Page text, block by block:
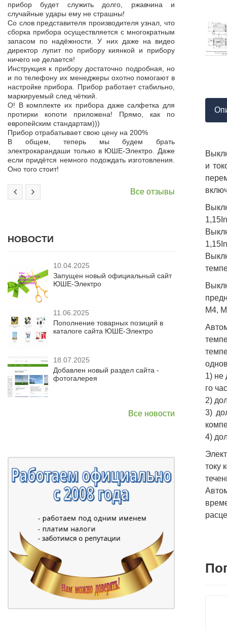
прибор будет служить долго, ржавчина и
случайные удары ему не страшны!
Со слов представителя производителя узнал, что
сборка прибора осуществляется с многократным
запасом по надёжности. У них даже на видео
директор лупит по прибору киянкой и прибору
ничего не делается!
Инструкция к прибору достаточно подробная, но
и по телефону их менеджеры охотно помогают в
настройке прибора. Прибор работает стабильно,
маркируемый след чёткий.
О! В комплекте их прибора даже салфетка для
протирки копоти приложена! Прямо, как по
европейским стандартам)))
Прибор отрабатывает свою цену на 200%
В общем, теперь мы будем брать
электрокарандаши только в ЮШЕ-Электро. Даже
если придётся немного подождать изготовления.
Оно того стоит!
впервые
Приятно
поставщиком!
Все отзывы
НОВОСТИ
10.04.2025
Запущен новый официальный сайт
ЮШЕ-Электро
11.06.2025
Пополнение товарных позиций в
каталоге сайта ЮШЕ-Электро
18.07.2025
Добавлен новый раздел сайта -
фотогалерея
Все новости
и
М4,
1) не
го
2)
3)
4)
току